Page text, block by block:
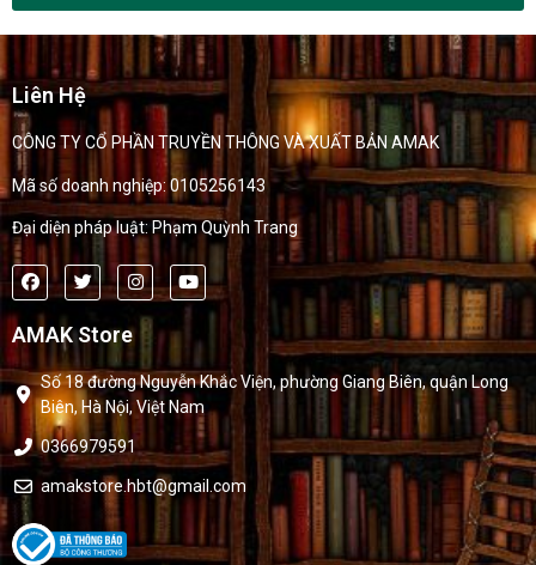
Liên Hệ
CÔNG TY CỔ PHẦN TRUYỀN THÔNG VÀ XUẤT BẢN AMAK
Mã số doanh nghiệp: 0105256143
Đại diện pháp luật: Phạm Quỳnh Trang
AMAK Store
Số 18 đường Nguyễn Khắc Viện, phường Giang Biên, quận Long
Biên, Hà Nội, Việt Nam
0366979591
amakstore.hbt@gmail.com